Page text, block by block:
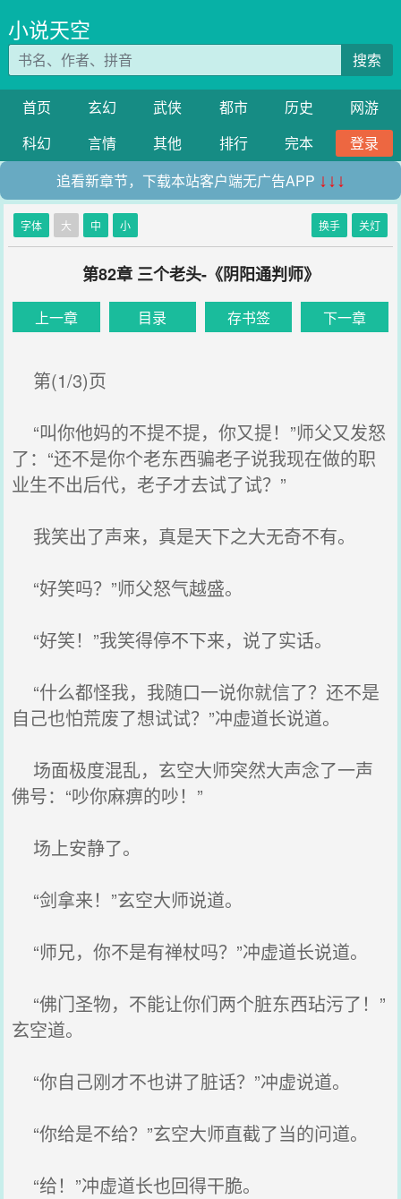
小说天空
搜索
首页 玄幻 武侠 都市 历史
网游
科幻
言情 其他 排行 完本
登录
追看新章节，下载本站客户端无广告APP ↓↓↓
字体 大 中 小 换手 关灯
第82章 三个老头-《阴阳通判师》
上一章 目录 存书签 下一章
第(1/3)页
“叫你他妈的不提不提，你又提！”师父又发怒
了：“还不是你个老东西骗老子说我现在做的职
业生不出后代，老子才去试了试？”
我笑出了声来，真是天下之大无奇不有。
“好笑吗？”师父怒气越盛。
“好笑！”我笑得停不下来，说了实话。
“什么都怪我，我随口一说你就信了？还不是
自己也怕荒废了想试试？”冲虚道长说道。
场面极度混乱，玄空大师突然大声念了一声
佛号：“吵你麻痹的吵！”
场上安静了。
“剑拿来！”玄空大师说道。
“师兄，你不是有禅杖吗？”冲虚道长说道。
“佛门圣物，不能让你们两个脏东西玷污了！”
玄空道。
“你自己刚才不也讲了脏话？”冲虚说道。
“你给是不给？”玄空大师直截了当的问道。
“给！”冲虚道长也回得干脆。